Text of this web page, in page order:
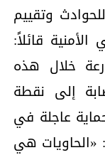
وتقييم
قائلاً:
خلال هذه
إلى نقطة
عاجلة في
«الحاويات هي